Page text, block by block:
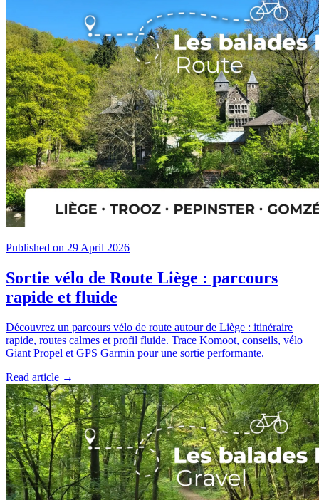
Published on 29 April 2026
Sortie vélo de Route Liège : parcours
rapide et fluide
Découvrez un parcours vélo de route autour de Liège : itinéraire
rapide, routes calmes et profil fluide. Trace Komoot, conseils, vélo
Giant Propel et GPS Garmin pour une sortie performante.
Read article →